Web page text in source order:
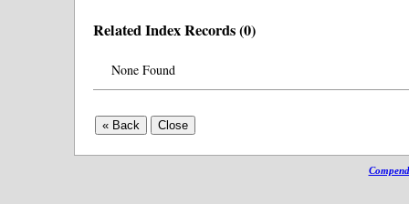
Related Index Records (0)
None Found